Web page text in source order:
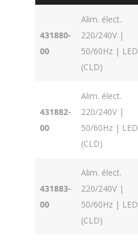
431880-
00
Alim. élect.
220/240V |
50/60Hz | LED
(CLD)
431882-
00
Alim. élect.
220/240V |
50/60Hz | LED
(CLD)
431883-
00
Alim. élect.
220/240V |
50/60Hz | LED
(CLD)